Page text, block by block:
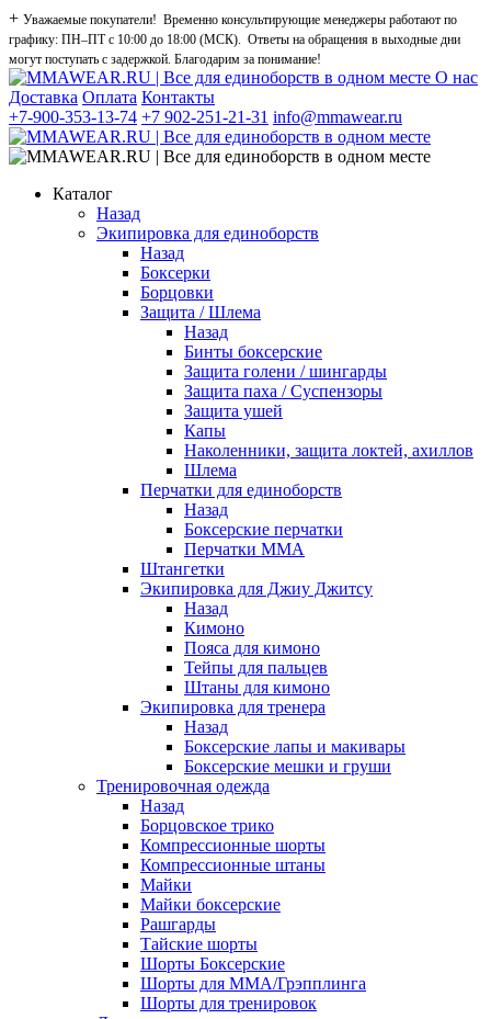
+ Уважаемые покупатели! Временно консультирующие менеджеры работают по
графику: ПН–ПТ с 10:00 до 18:00 (МСК). Ответы на обращения в выходные дни
могут поступать с задержкой. Благодарим за понимание!
О нас
Доставка Оплата Контакты
+7-900-353-13-74 +7 902-251-21-31 info@mmawear.ru
Каталог
Назад
Экипировка для единоборств
Назад
Боксерки
Борцовки
Защита / Шлема
Назад
Бинты боксерские
Защита голени / шингарды
Защита паха / Суспензоры
Защита ушей
Капы
Наколенники, защита локтей, ахиллов
Шлема
Перчатки для единоборств
Назад
Боксерские перчатки
Перчатки ММА
Штангетки
Экипировка для Джиу Джитсу
Назад
Кимоно
Пояса для кимоно
Тейпы для пальцев
Штаны для кимоно
Экипировка для тренера
Назад
Боксерские лапы и макивары
Боксерские мешки и груши
Тренировочная одежда
Назад
Борцовское трико
Компрессионные шорты
Компрессионные штаны
Майки
Майки боксерские
Рашгарды
Тайские шорты
Шорты Боксерские
Шорты для ММА/Грэпплинга
Шорты для тренировок